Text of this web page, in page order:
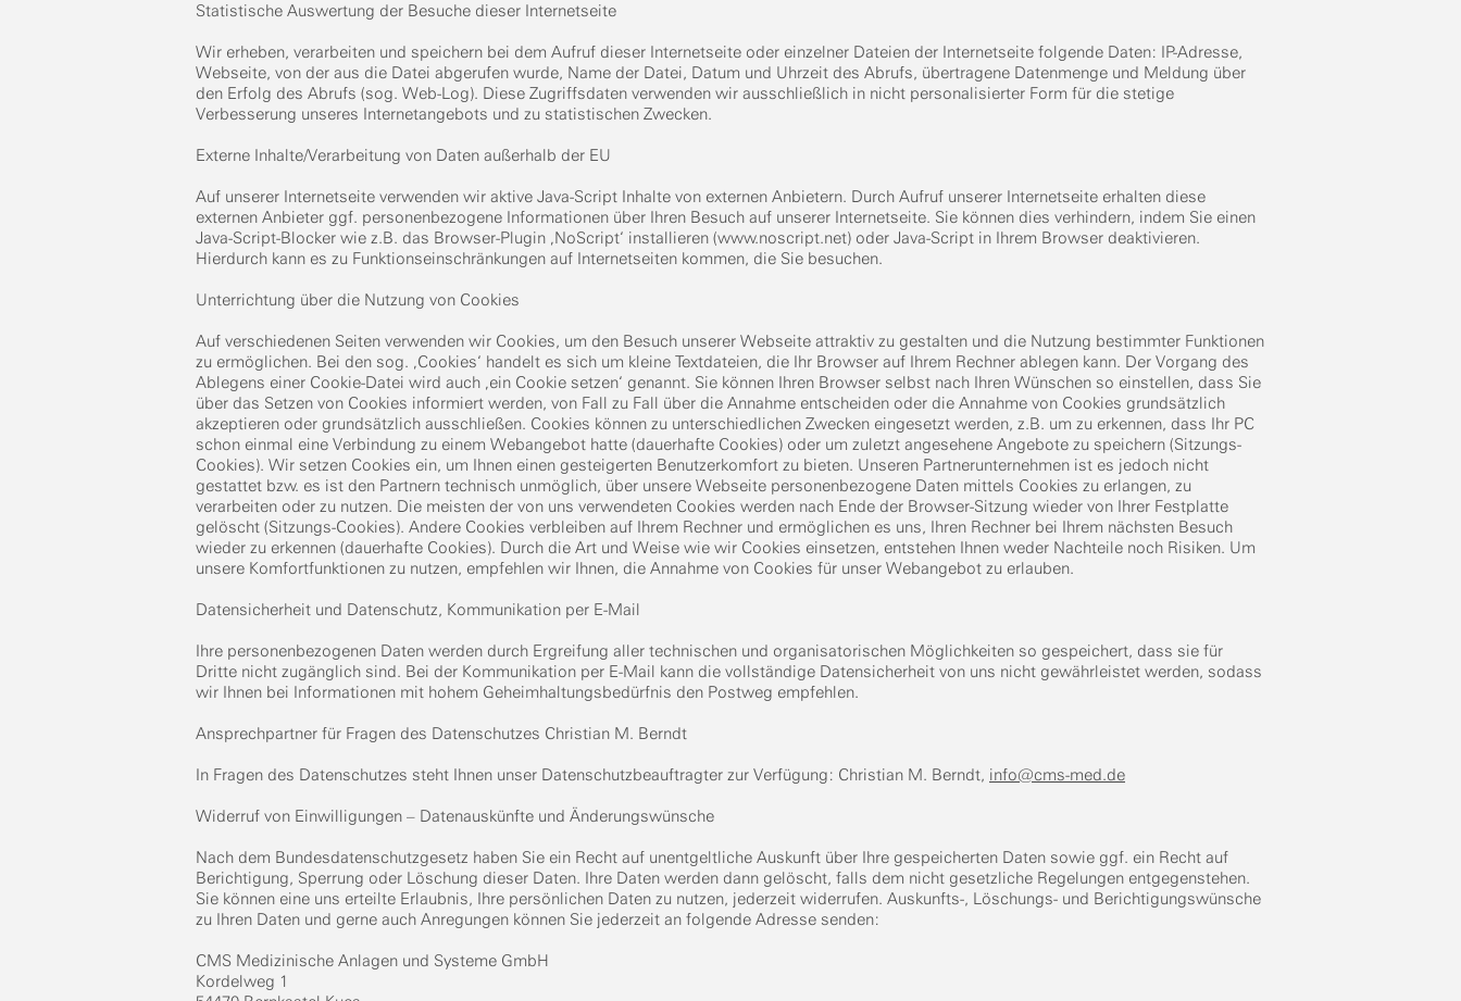
Statistische Auswertung der Besuche dieser Internetseite
Wir erheben, verarbeiten und speichern bei dem Aufruf dieser Internetseite oder einzelner Dateien der Internetseite folgende Daten: IP-Adresse,
Webseite, von der aus die Datei abgerufen wurde, Name der Datei, Datum und Uhrzeit des Abrufs, übertragene Datenmenge und Meldung über
den Erfolg des Abrufs (sog. Web-Log). Diese Zugriffsdaten verwenden wir ausschließlich in nicht personalisierter Form für die stetige
Verbesserung unseres Internetangebots und zu statistischen Zwecken.
Externe Inhalte/Verarbeitung von Daten außerhalb der EU
Auf unserer Internetseite verwenden wir aktive Java-Script Inhalte von externen Anbietern. Durch Aufruf unserer Internetseite erhalten diese
externen Anbieter ggf. personenbezogene Informationen über Ihren Besuch auf unserer Internetseite. Sie können dies verhindern, indem Sie einen
Java-Script-Blocker wie z.B. das Browser-Plugin ‚NoScript‘ installieren (www.noscript.net) oder Java-Script in Ihrem Browser deaktivieren.
Hierdurch kann es zu Funktionseinschränkungen auf Internetseiten kommen, die Sie besuchen.
Unterrichtung über die Nutzung von Cookies
Auf verschiedenen Seiten verwenden wir Cookies, um den Besuch unserer Webseite attraktiv zu gestalten und die Nutzung bestimmter Funktionen
zu ermöglichen. Bei den sog. ‚Cookies‘ handelt es sich um kleine Textdateien, die Ihr Browser auf Ihrem Rechner ablegen kann. Der Vorgang des
Ablegens einer Cookie-Datei wird auch ‚ein Cookie setzen‘ genannt. Sie können Ihren Browser selbst nach Ihren Wünschen so einstellen, dass Sie
über das Setzen von Cookies informiert werden, von Fall zu Fall über die Annahme entscheiden oder die Annahme von Cookies grundsätzlich
akzeptieren oder grundsätzlich ausschließen. Cookies können zu unterschiedlichen Zwecken eingesetzt werden, z.B. um zu erkennen, dass Ihr PC
schon einmal eine Verbindung zu einem Webangebot hatte (dauerhafte Cookies) oder um zuletzt angesehene Angebote zu speichern (Sitzungs-
Cookies). Wir setzen Cookies ein, um Ihnen einen gesteigerten Benutzerkomfort zu bieten. Unseren Partnerunternehmen ist es jedoch nicht
gestattet bzw. es ist den Partnern technisch unmöglich, über unsere Webseite personenbezogene Daten mittels Cookies zu erlangen, zu
verarbeiten oder zu nutzen. Die meisten der von uns verwendeten Cookies werden nach Ende der Browser-Sitzung wieder von Ihrer Festplatte
gelöscht (Sitzungs-Cookies). Andere Cookies verbleiben auf Ihrem Rechner und ermöglichen es uns, Ihren Rechner bei Ihrem nächsten Besuch
wieder zu erkennen (dauerhafte Cookies). Durch die Art und Weise wie wir Cookies einsetzen, entstehen Ihnen weder Nachteile noch Risiken. Um
unsere Komfortfunktionen zu nutzen, empfehlen wir Ihnen, die Annahme von Cookies für unser Webangebot zu erlauben.
Datensicherheit und Datenschutz, Kommunikation per E-Mail
Ihre personenbezogenen Daten werden durch Ergreifung aller technischen und organisatorischen Möglichkeiten so gespeichert, dass sie für
Dritte nicht zugänglich sind. Bei der Kommunikation per E-Mail kann die vollständige Datensicherheit von uns nicht gewährleistet werden, sodass
wir Ihnen bei Informationen mit hohem Geheimhaltungsbedürfnis den Postweg empfehlen.
Ansprechpartner für Fragen des Datenschutzes Christian M. Berndt
In Fragen des Datenschutzes steht Ihnen unser Datenschutzbeauftragter zur Verfügung: Christian M. Berndt, info@cms-med.de
Widerruf von Einwilligungen – Datenauskünfte und Änderungswünsche
Nach dem Bundesdatenschutzgesetz haben Sie ein Recht auf unentgeltliche Auskunft über Ihre gespeicherten Daten sowie ggf. ein Recht auf
Berichtigung, Sperrung oder Löschung dieser Daten. Ihre Daten werden dann gelöscht, falls dem nicht gesetzliche Regelungen entgegenstehen.
Sie können eine uns erteilte Erlaubnis, Ihre persönlichen Daten zu nutzen, jederzeit widerrufen. Auskunfts-, Löschungs- und Berichtigungswünsche
zu Ihren Daten und gerne auch Anregungen können Sie jederzeit an folgende Adresse senden:
CMS Medizinische Anlagen und Systeme GmbH
Kordelweg 1